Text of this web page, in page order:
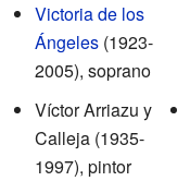
Victoria de los
Ángeles (1923-
2005), soprano
Víctor Arriazu y
Calleja (1935-
1997), pintor